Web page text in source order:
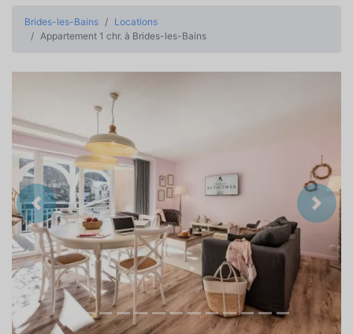
Brides-les-Bains
Locations
Appartement 1 chr. à Brides-les-Bains
Précedent